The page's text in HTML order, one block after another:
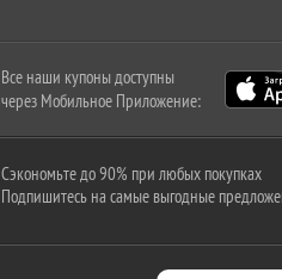
Все наши купоны доступны
через Мобильное Приложение:
Сэкономьте до 90% при любых покупках
Подпишитесь на самые выгодные